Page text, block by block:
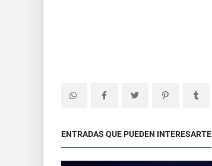
ENTRADAS QUE PUEDEN INTERESARTE